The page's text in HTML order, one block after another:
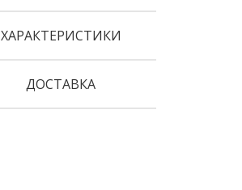
ХАРАКТЕРИСТИКИ
ДОСТАВКА